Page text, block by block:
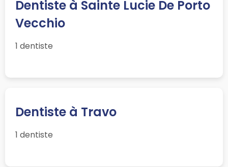
Dentiste à Sainte Lucie De Porto
Vecchio
1 dentiste
Dentiste à Travo
1 dentiste